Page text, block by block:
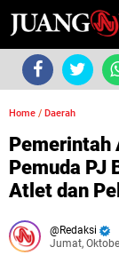
Home / Daerah
Pemerintah
Pemuda PJ
Atlet dan
Redaksi
Jumat,